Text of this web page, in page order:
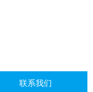
联系我们